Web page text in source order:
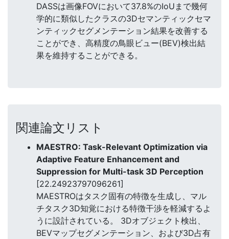
DASSは画像FOVにおいて37.8%のIoUまで幾何
学的に類似したクラスの3Dセマンティックセマ
ンティックセグメンテーション結果を改善する
ことができ、高精度の鳥眼ビュー(BEV)検出結
果を維持することができる。
関連論文リスト
MAESTRO: Task-Relevant Optimization via
Adaptive Feature Enhancement and
Suppression for Multi-task 3D Perception
[22.24923797096261]
MAESTROはタスク固有の特徴を生成し、マル
チタスク3D知覚における特徴干渉を軽減するよ
うに設計されている。 3Dオブジェクト検出、
BEVマップセグメンテーション、および3D占有